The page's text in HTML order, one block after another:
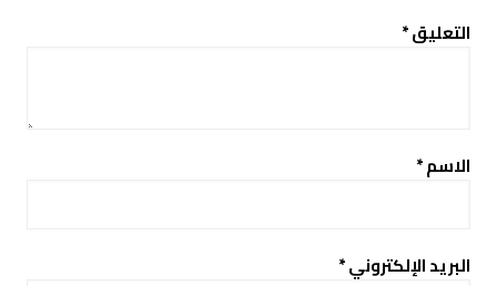
التعليق*
الاسم*
البريد الإلكتروني*